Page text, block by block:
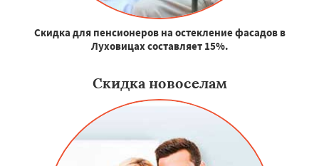
Скидка для пенсионеров на остекление фасадов в
Луховицах составляет 15%.
Скидка новоселам